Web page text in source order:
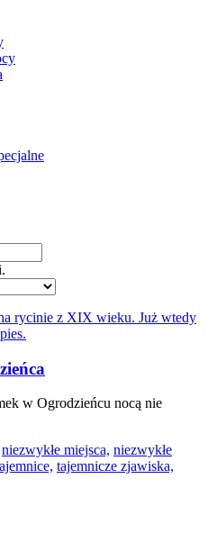
w Ogrodzieńcu nocą nie
niezwykłe miejsca, niezwykłe
tajemnicze zjawiska,